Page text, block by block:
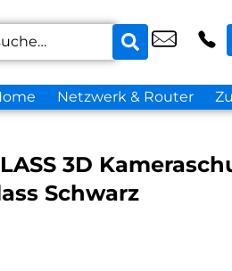
Netzwerk & Router
3D
Schwarz